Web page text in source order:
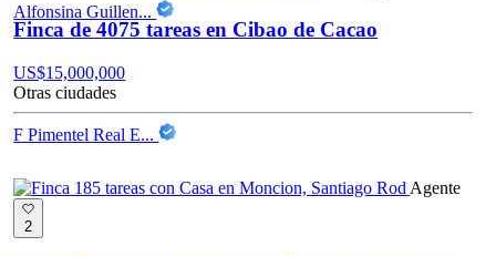
Alfonsina Guillen...
Finca de 4075 tareas en Cibao de Cacao
US$15,000,000
Otras ciudades
F Pimentel Real E...
Agente
2